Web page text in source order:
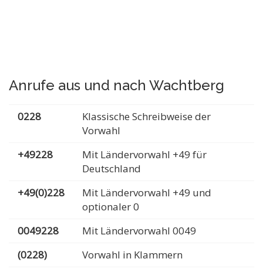
Anrufe aus und nach Wachtberg
0228
Klassische Schreibweise der
Vorwahl
+49228
Mit Ländervorwahl +49 für
Deutschland
+49(0)228
Mit Ländervorwahl +49 und
optionaler 0
0049228
Mit Ländervorwahl 0049
(0228)
Vorwahl in Klammern